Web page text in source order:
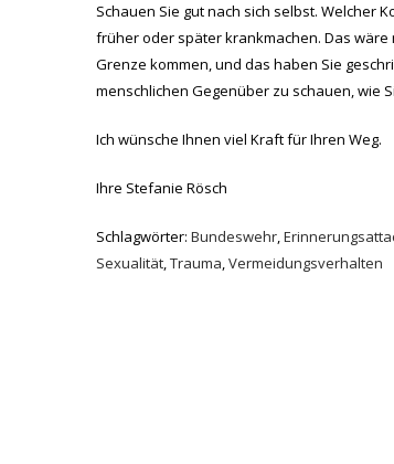
Schauen Sie gut nach sich selbst. Welcher
früher oder später krankmachen. Das wäre
Grenze kommen, und das haben Sie
menschlichen Gegenüber zu schauen, wie
Ich wünsche Ihnen viel Kraft für Ihren Weg.
Ihre Stefanie Rösch
Schlagwörter: Bundeswehr,
Sexualität,Trauma,Vermeidungsverhalten